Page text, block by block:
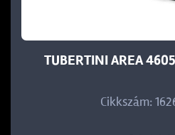
TUBERTINI AREA
Cikkszám: